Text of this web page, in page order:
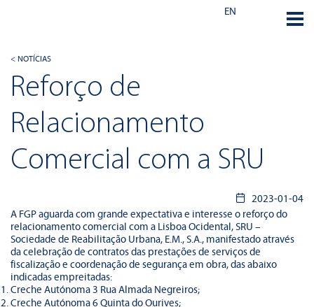
EN
< NOTÍCIAS
Reforço de
Relacionamento
Comercial com a SRU
2023-01-04
A FGP aguarda com grande expectativa e interesse o reforço do
relacionamento comercial com a Lisboa Ocidental, SRU –
Sociedade de Reabilitação Urbana, E.M., S.A., manifestado através
da celebração de contratos das prestações de serviços de
fiscalização e coordenação de segurança em obra, das abaixo
indicadas empreitadas:
Creche Autónoma 3 Rua Almada Negreiros;
Creche Autónoma 6 Quinta do Ourives;